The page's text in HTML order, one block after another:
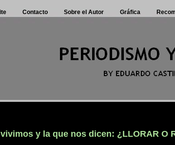
Contacto Sobre el Autor Gráfica
y la que nos dicen: ¿LLORAR O